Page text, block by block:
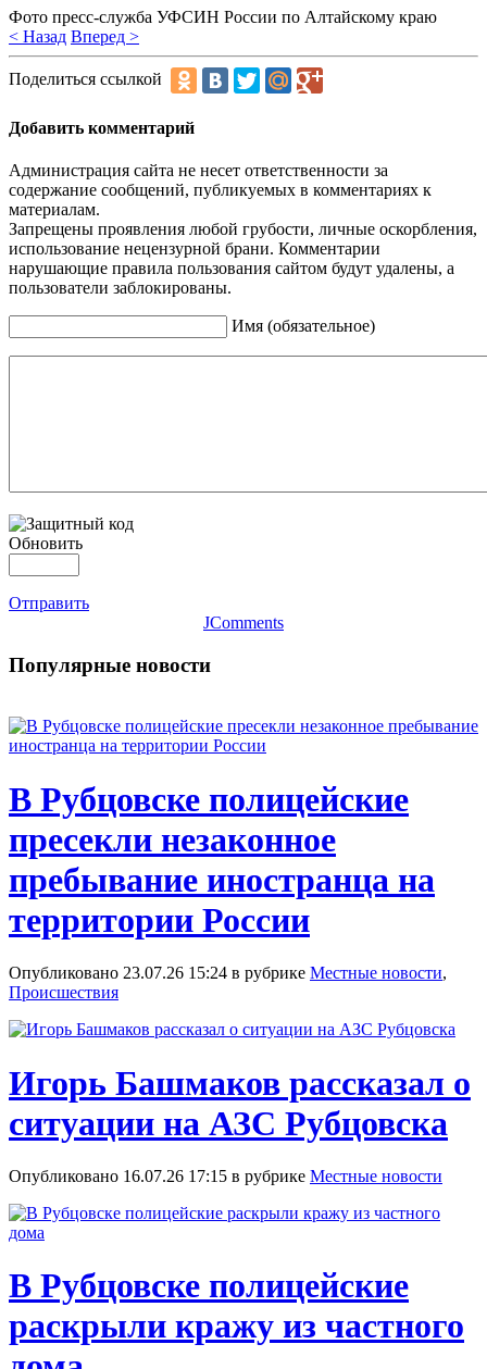
Фото пресс-служба УФСИН России по Алтайскому краю
< Назад Вперед >
Поделиться ссылкой
Добавить комментарий
Администрация сайта не несет ответственности за
содержание сообщений, публикуемых в комментариях к
материалам.
Запрещены проявления любой грубости, личные оскорбления,
использование нецензурной брани. Комментарии
нарушающие правила пользования сайтом будут удалены, а
пользователи заблокированы.
Имя (обязательное)
Обновить
Отправить
JComments
Популярные новости
В Рубцовске полицейские
пресекли незаконное
пребывание иностранца на
территории России
Опубликовано 23.07.26 15:24 в рубрике Местные новости,
Происшествия
Игорь Башмаков рассказал о
ситуации на АЗС Рубцовска
Опубликовано 16.07.26 17:15 в рубрике Местные новости
В Рубцовске полицейские
раскрыли кражу из частного